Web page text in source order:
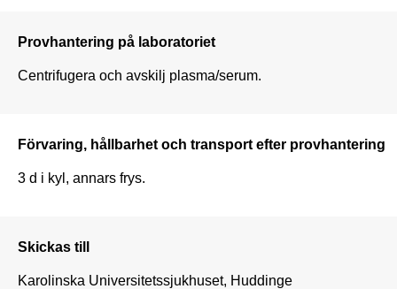
Provhantering på laboratoriet
Centrifugera och avskilj plasma/serum.
Förvaring, hållbarhet och transport efter provhantering
3 d i kyl, annars frys.
Skickas till
Karolinska Universitetssjukhuset, Huddinge